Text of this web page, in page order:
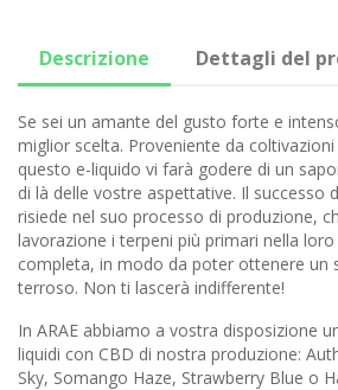
Descrizione Dettagli del
Se sei un amante del gusto forte e
miglior scelta. Proveniente da
questo e-liquido vi farà godere di un
di là delle vostre aspettative. Il successo
risiede nel suo processo di produzione,
lavorazione i terpeni più primari nella
completa, in modo da poter ottenere un
terroso. Non ti lascerà indifferente!
In ARAE abbiamo a vostra disposizione
liquidi con CBD di nostra produzione:
Sky, Somango Haze, Strawberry Blue o